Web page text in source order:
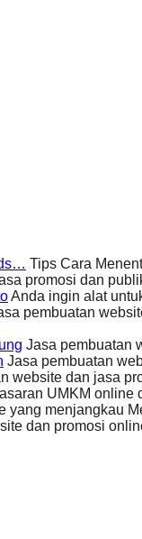
Tips Cara
promosi dan
Anda ingin alat
pembuatan
Jasa pembuatan
Jasa pembuatan
website dan jasa
UMKM online
yang menjangkau
dan promosi